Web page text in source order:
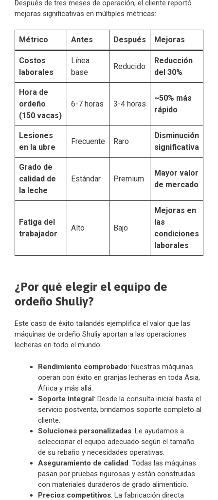
Después de tres meses de operación, el cliente reportó
mejoras significativas en múltiples métricas:
Métrico Antes Después Mejoras
Costos
laborales
Línea
base
Reducido
Reducción
del 30%
Hora de
ordeño
(150 vacas)
6-7 horas 3-4 horas
~50% más
rápido
Lesiones
en la ubre
Frecuente Raro
Disminución
significativa
Grado de
calidad de
la leche
Estándar Premium
Mayor valor
de mercado
Fatiga del
trabajador
Alto Bajo
Mejoras en
las
condiciones
laborales
¿Por qué elegir el equipo de
ordeño Shuliy?
Este caso de éxito tailandés ejemplifica el valor que las
máquinas de ordeño Shuliy aportan a las operaciones
lecheras en todo el mundo:
Rendimiento comprobado: Nuestras máquinas
operan con éxito en granjas lecheras en toda Asia,
África y más allá.
Soporte integral: Desde la consulta inicial hasta el
servicio postventa, brindamos soporte completo al
cliente.
Soluciones personalizadas: Le ayudamos a
seleccionar el equipo adecuado según el tamaño
de su rebaño y necesidades operativas.
Aseguramiento de calidad: Todas las máquinas
pasan por pruebas rigurosas y están construidas
con materiales duraderos de grado alimenticio.
Precios competitivos: La fabricación directa